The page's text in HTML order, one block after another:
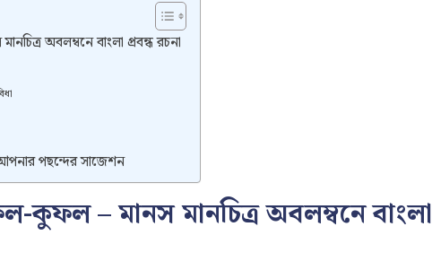
অবলম্বনে বাংলা প্রবন্ধ রচনা
পছন্দের সাজেশন
– মানস মানচিত্র অবলম্বনে বাংলা